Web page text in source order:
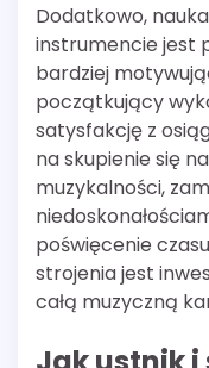
Dodatkowo,
instrumencie jest
bardziej
początkujący
satysfakcję z
na skupienie się
muzykalności,
poświęcenie
strojenia jest
całą muzyczną